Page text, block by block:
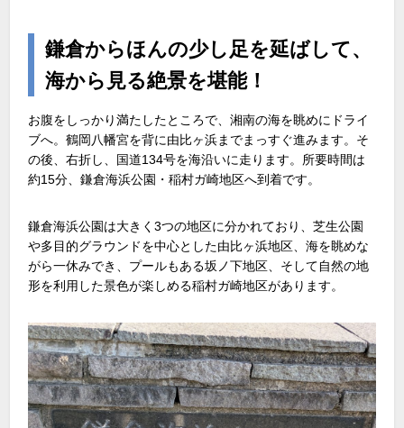
鎌倉からほんの少し足を延ばして、
海から見る絶景を堪能！
お腹をしっかり満たしたところで、湘南の海を眺めにドライ
ブへ。鶴岡八幡宮を背に由比ヶ浜までまっすぐ進みます。そ
の後、右折し、国道134号を海沿いに走ります。所要時間は
約15分、鎌倉海浜公園・稲村ガ崎地区へ到着です。
鎌倉海浜公園は大きく3つの地区に分かれており、芝生公園
や多目的グラウンドを中心とした由比ヶ浜地区、海を眺めな
がら一休みでき、プールもある坂ノ下地区、そして自然の地
形を利用した景色が楽しめる稲村ガ崎地区があります。